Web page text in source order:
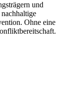
und
Ohne eine